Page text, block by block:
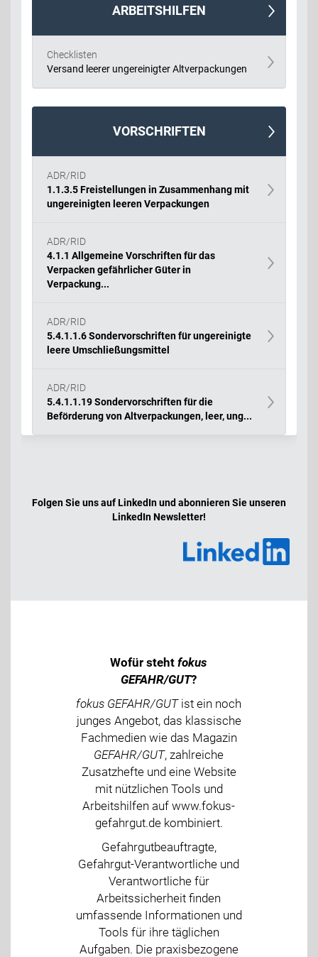
ARBEITSHILFEN
Checklisten
Versand leerer ungereinigter Altverpackungen
VORSCHRIFTEN
ADR/RID
1.1.3.5 Freistellungen in Zusammenhang mit
ungereinigten leeren Verpackungen
ADR/RID
4.1.1 Allgemeine Vorschriften für das
Verpacken gefährlicher Güter in
Verpackung...
ADR/RID
5.4.1.1.6 Sondervorschriften für ungereinigte
leere Umschließungsmittel
ADR/RID
5.4.1.1.19 Sondervorschriften für die
Beförderung von Altverpackungen, leer, ung...
Folgen Sie uns auf LinkedIn und abonnieren Sie unseren
LinkedIn Newsletter!
Wofür stehtfokus
GEFAHR/GUT?
fokus GEFAHR/GUTist ein noch
junges Angebot, das klassische
Fachmedien wie das Magazin
GEFAHR/GUT, zahlreiche
Zusatzhefte und eine Website
mit nützlichen Tools und
Arbeitshilfen auf www.fokus-
gefahrgut.de kombiniert.
Gefahrgutbeauftragte,
Gefahrgut-Verantwortliche und
Verantwortliche für
Arbeitssicherheit finden
umfassende Informationen und
Tools für ihre täglichen
Aufgaben. Die praxisbezogene